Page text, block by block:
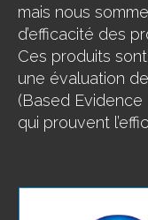
mais nous
d’efficacité des
Ces produits
une évaluation
(Based
qui prouvent